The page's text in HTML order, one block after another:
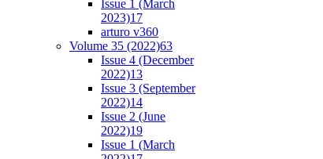
Issue 1 (March
2023)17
arturo v360
Volume 35 (2022)63
Issue 4 (December
2022)13
Issue 3 (September
2022)14
Issue 2 (June
2022)19
Issue 1 (March